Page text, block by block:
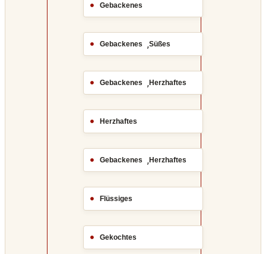
Gebackenes
Gebackenes ,Süßes
Gebackenes ,Herzhaftes
Herzhaftes
Gebackenes ,Herzhaftes
Flüssiges
Gekochtes